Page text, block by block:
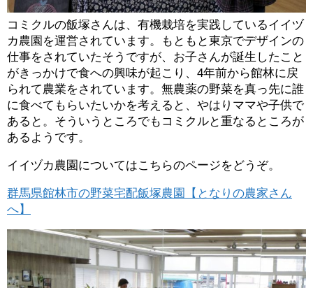
コミクルの飯塚さんは、有機栽培を実践しているイイヅ
カ農園を運営されています。もともと東京でデザインの
仕事をされていたそうですが、お子さんが誕生したこと
がきっかけで食への興味が起こり、4年前から館林に戻
られて農業をされています。無農薬の野菜を真っ先に誰
に食べてもらいたいかを考えると、やはりママや子供で
あると。そういうところでもコミクルと重なるところが
あるようです。
イイヅカ農園についてはこちらのページをどうぞ。
群馬県館林市の野菜宅配飯塚農園【となりの農家さん
へ】